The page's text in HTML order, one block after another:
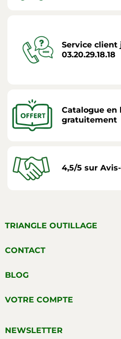
Service client
03.20.29.18.18
Catalogue en
gratuitement
4,5/5 sur
TRIANGLE OUTILLAGE
CONTACT
BLOG
VOTRE COMPTE
NEWSLETTER